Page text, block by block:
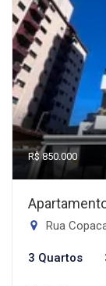
R$ 850.000
Rua
3 Quartos